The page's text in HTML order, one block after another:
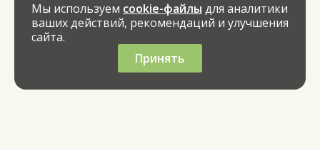
Мы используем cookie-файлы для аналитики
ваших действий, рекомендаций и улучшения
сайта.
Принять